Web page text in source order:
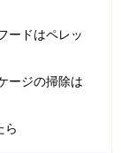
ードはペレッ
ージの掃除は
ら